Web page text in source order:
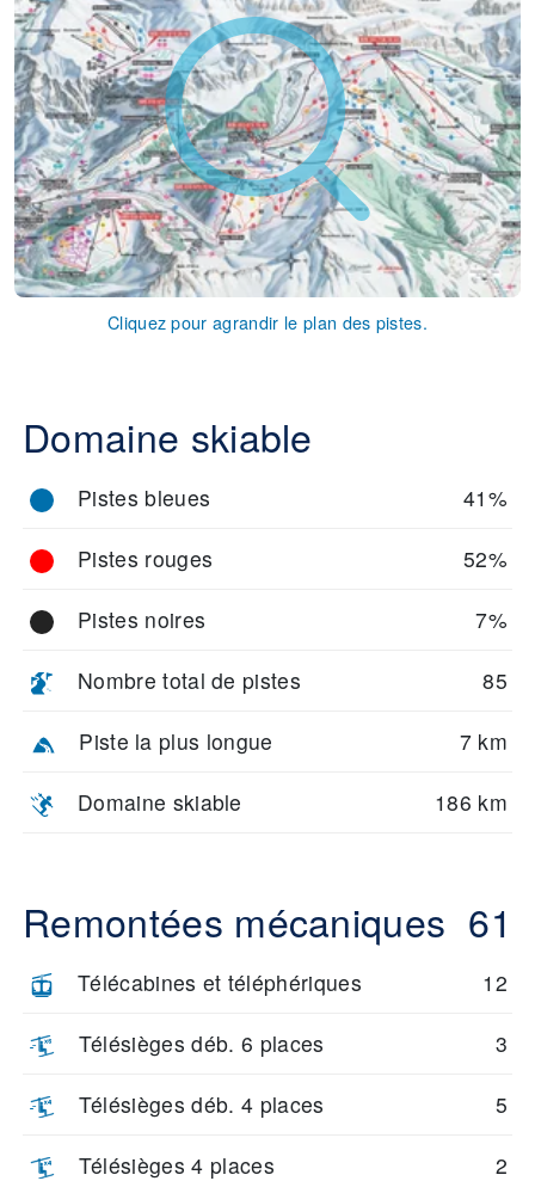
Cliquez pour agrandir le plan des pistes.
Domaine skiable
Pistes bleues 41%
Pistes rouges 52%
Pistes noires 7%
Nombre total de pistes 85
Piste la plus longue 7 km
Domaine skiable 186 km
Remontées mécaniques 61
Télécabines et téléphériques 12
Télésièges déb. 6 places 3
Télésièges déb. 4 places 5
Télésièges 4 places 2